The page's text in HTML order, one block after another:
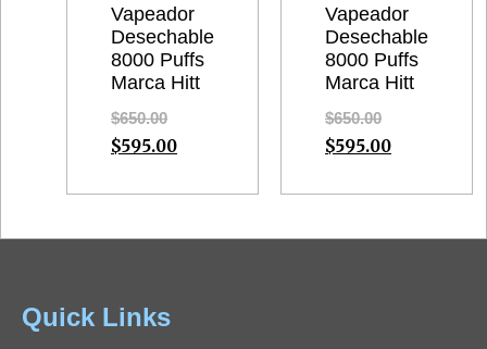
Vapeador
Desechable
8000 Puffs
Marca Hitt
$650.00
$595.00
Vapeador
Desechable
8000 Puffs
Marca Hitt
$650.00
$595.00
Quick Links